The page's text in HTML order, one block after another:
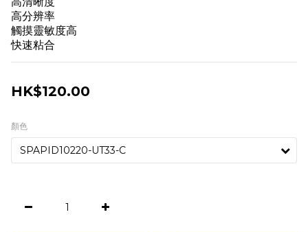
高分辨率
觸摸靈敏度高
快速粘合
HK$120.00
顏色